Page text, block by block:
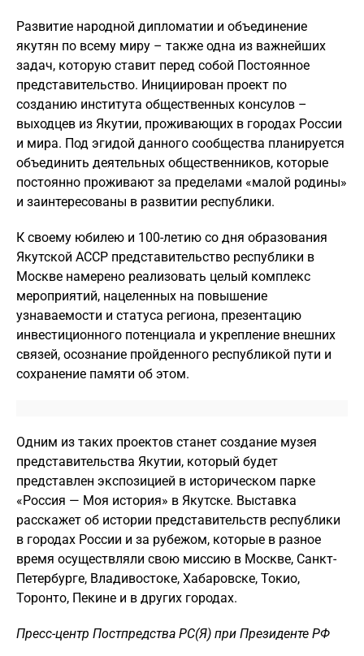
Развитие народной дипломатии и объединение
якутян по всему миру – также одна из важнейших
задач, которую ставит перед собой Постоянное
представительство. Инициирован проект по
созданию института общественных консулов –
выходцев из Якутии, проживающих в городах России
и мира. Под эгидой данного сообщества планируется
объединить деятельных общественников, которые
постоянно проживают за пределами «малой родины»
и заинтересованы в развитии республики.
К своему юбилею и 100-летию со дня образования
Якутской АССР представительство республики в
Москве намерено реализовать целый комплекс
мероприятий, нацеленных на повышение
узнаваемости и статуса региона, презентацию
инвестиционного потенциала и укрепление внешних
связей, осознание пройденного республикой пути и
сохранение памяти об этом.
Одним из таких проектов станет создание музея
представительства Якутии, который будет
представлен экспозицией в историческом парке
«Россия — Моя история» в Якутске. Выставка
расскажет об истории представительств республики
в городах России и за рубежом, которые в разное
время осуществляли свою миссию в Москве, Санкт-
Петербурге, Владивостоке, Хабаровске, Токио,
Торонто, Пекине и в других городах.
Пресс-центр Постпредства РС(Я) при Президенте РФ